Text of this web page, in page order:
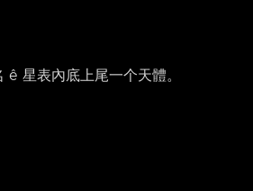
星表內底上尾一个天體。